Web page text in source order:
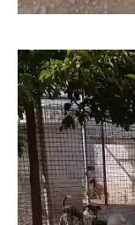
Lecteur
vidéo